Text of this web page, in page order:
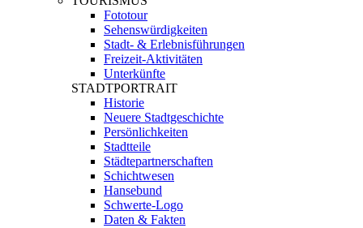
Fototour
Sehenswürdigkeiten
Stadt- & Erlebnisführungen
Freizeit-Aktivitäten
Unterkünfte
STADTPORTRAIT
Historie
Neuere Stadtgeschichte
Persönlichkeiten
Stadtteile
Städtepartnerschaften
Schichtwesen
Hansebund
Schwerte-Logo
Daten & Fakten